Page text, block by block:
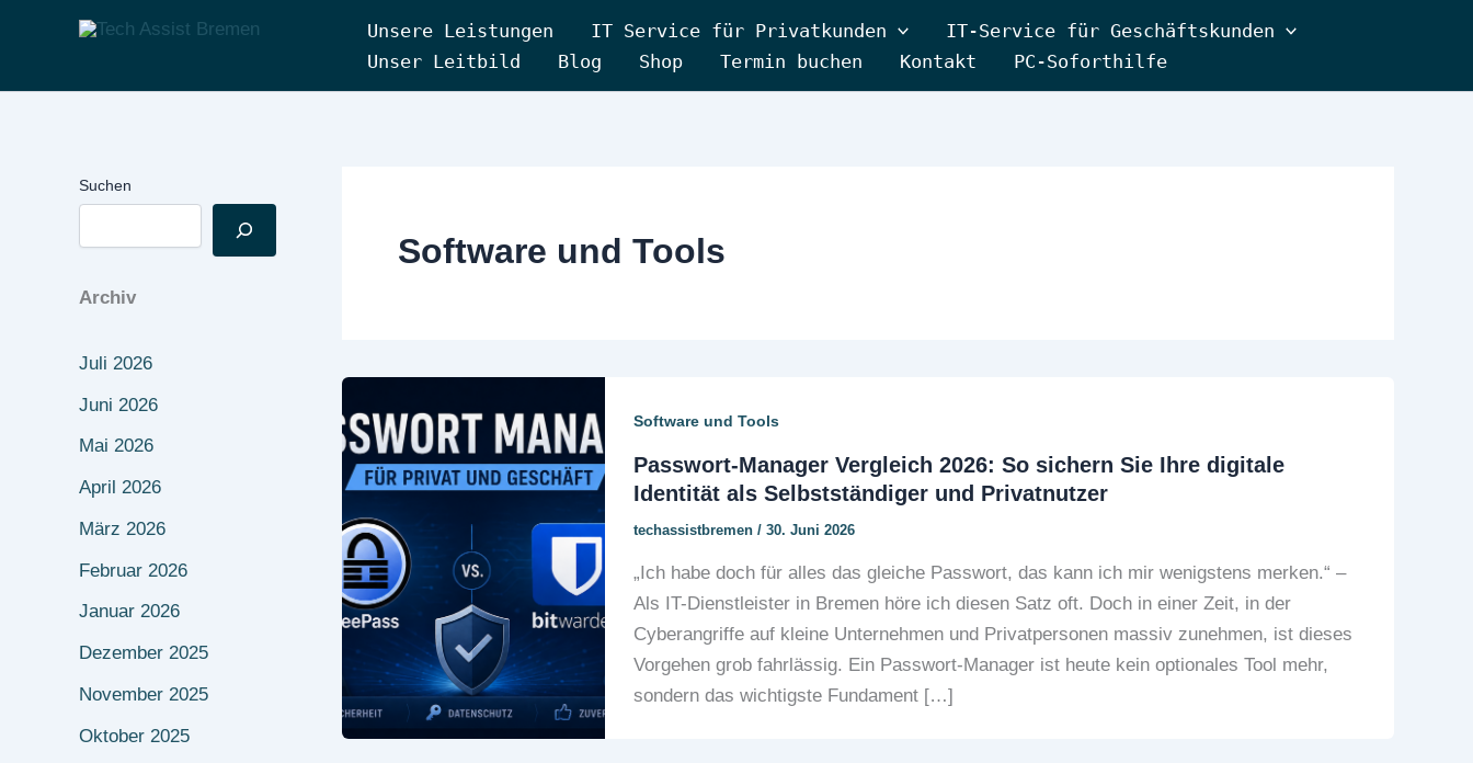
Unsere Leistungen IT Service für Privatkunden
IT-Service für Geschäftskunden
Unser Leitbild
Blog Shop Termin buchen Kontakt PC-Soforthilfe
Suchen
Archiv
Juli 2026
Juni 2026
Mai 2026
April 2026
März 2026
Februar 2026
Januar 2026
Dezember 2025
November 2025
Oktober 2025
Software und Tools
Software und Tools
Passwort-Manager Vergleich 2026: So sichern Sie Ihre digitale
Identität als Selbstständiger und Privatnutzer
techassistbremen / 30. Juni 2026
„Ich habe doch für alles das gleiche Passwort, das kann ich mir wenigstens merken.“ –
Als IT-Dienstleister in Bremen höre ich diesen Satz oft. Doch in einer Zeit, in der
Cyberangriffe auf kleine Unternehmen und Privatpersonen massiv zunehmen, ist dieses
Vorgehen grob fahrlässig. Ein Passwort-Manager ist heute kein optionales Tool mehr,
sondern das wichtigste Fundament […]